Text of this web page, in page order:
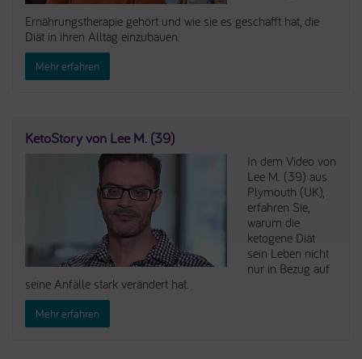
Ernährungstherapie gehört und wie sie es geschafft hat, die
Diät in ihren Alltag einzubauen.
Mehr erfahren
KetoStory von Lee M. (39)
In dem Video von
Lee M. (39) aus
Plymouth (UK),
erfahren Sie,
warum die
ketogene Diät
sein Leben nicht
nur in Bezug auf
seine Anfälle stark verändert hat.
Mehr erfahren